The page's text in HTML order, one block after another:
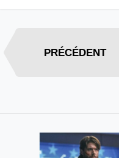
PRÉCÉDENT